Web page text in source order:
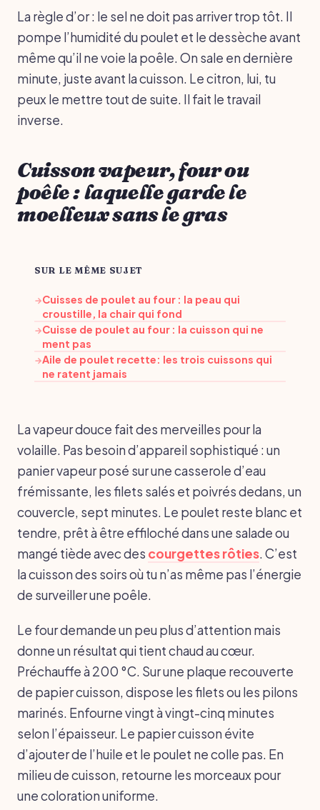
La règle d’or : le sel ne doit pas arriver trop tôt. Il
pompe l’humidité du poulet et le dessèche avant
même qu’il ne voie la poêle. On sale en dernière
minute, juste avant la cuisson. Le citron, lui, tu
peux le mettre tout de suite. Il fait le travail
inverse.
Cuisson vapeur, four ou
poêle : laquelle garde le
moelleux sans le gras
SUR LE MÊME SUJET
→Cuisses de poulet au four : la peau qui
croustille, la chair qui fond
→Cuisse de poulet au four : la cuisson qui ne
ment pas
→Aile de poulet recette: les trois cuissons qui
ne ratent jamais
La vapeur douce fait des merveilles pour la
volaille. Pas besoin d’appareil sophistiqué : un
panier vapeur posé sur une casserole d’eau
frémissante, les filets salés et poivrés dedans, un
couvercle, sept minutes. Le poulet reste blanc et
tendre, prêt à être effiloché dans une salade ou
mangé tiède avec des courgettes rôties. C’est
la cuisson des soirs où tu n’as même pas l’énergie
de surveiller une poêle.
Le four demande un peu plus d’attention mais
donne un résultat qui tient chaud au cœur.
Préchauffe à 200 °C. Sur une plaque recouverte
de papier cuisson, dispose les filets ou les pilons
marinés. Enfourne vingt à vingt-cinq minutes
selon l’épaisseur. Le papier cuisson évite
d’ajouter de l’huile et le poulet ne colle pas. En
milieu de cuisson, retourne les morceaux pour
une coloration uniforme.